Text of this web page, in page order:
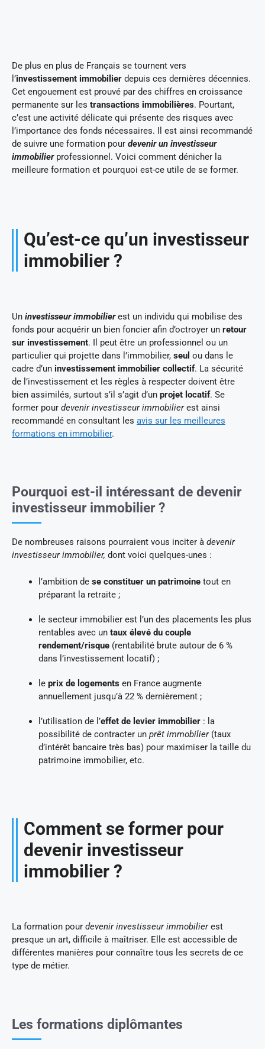
De plus en plus de Français se tournent vers
l’investissement immobilier depuis ces dernières décennies.
Cet engouement est prouvé par des chiffres en croissance
permanente sur les transactions immobilières. Pourtant,
c’est une activité délicate qui présente des risques avec
l’importance des fonds nécessaires. Il est ainsi recommandé
de suivre une formation pour devenir un investisseur
immobilierprofessionnel. Voici comment dénicher la
meilleure formation et pourquoi est-ce utile de se former.
Qu’est-ce qu’un investisseur
immobilier ?
Un investisseur immobilierest un individu qui mobilise des
fonds pour acquérir un bien foncier afin d’octroyer un retour
sur investissement. Il peut être un professionnel ou un
particulier qui projette dans l’immobilier, seul ou dans le
cadre d’un investissement immobilier collectif. La sécurité
de l’investissement et les règles à respecter doivent être
bien assimilés, surtout s’il s’agit d’un projet locatif. Se
former pour devenir investisseur immobilierest ainsi
recommandé en consultant les avis sur les meilleures
formations en immobilier.
Pourquoi est-il intéressant de devenir
investisseur immobilier ?
De nombreuses raisons pourraient vous inciter à devenir
investisseur immobilier, dont voici quelques-unes :
l’ambition de se constituer un patrimoine tout en
préparant la retraite ;
le secteur immobilier est l’un des placements les plus
rentables avec un taux élevé du couple
rendement/risque (rentabilité brute autour de 6 %
dans l’investissement locatif) ;
le prix de logements en France augmente
annuellement jusqu’à 22 % dernièrement ;
l’utilisation de l’effet de levier immobilier : la
possibilité de contracter un prêt immobilier(taux
d’intérêt bancaire très bas) pour maximiser la taille du
patrimoine immobilier, etc.
Comment se former pour
devenir investisseur
immobilier ?
La formation pour devenir investisseur immobilierest
presque un art, difficile à maîtriser. Elle est accessible de
différentes manières pour connaître tous les secrets de ce
type de métier.
Les formations diplômantes